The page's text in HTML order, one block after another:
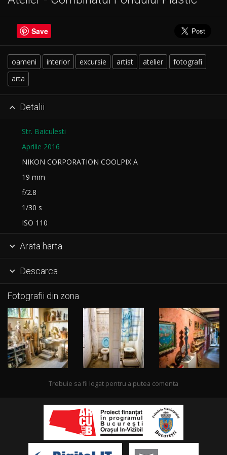
Save
oameni interior excursie artist atelier
fotografi
arta
 Detalii
Str. Baiculesti
Aprilie 2016
NIKON CORPORATION COOLPIX A
19 mm
f/2.8
1/30 s
ISO 110
 Arata harta
 Descarca
Fotografii din zona
Trebuie sa fii logat pentru a putea comenta